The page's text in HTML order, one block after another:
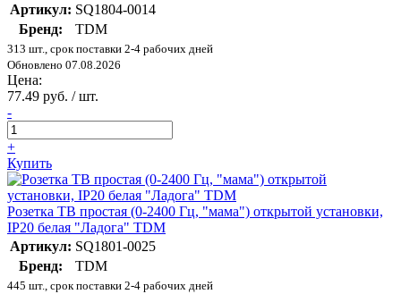
Артикул: SQ1804-0014
Бренд:
TDM
313 шт., срок поставки 2-4 рабочих дней
Обновлено 07.08.2026
Цена:
77.49 руб. / шт.
-
+
Купить
Розетка TВ простая (0-2400 Гц, "мама") открытой установки,
IP20 белая "Ладога" TDM
Артикул: SQ1801-0025
Бренд:
TDM
445 шт., срок поставки 2-4 рабочих дней